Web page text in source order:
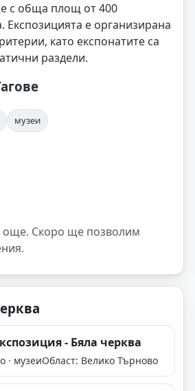
с обща площ от 400
Експозицията е организирана
като експонатите са
раздели.
музеи
още. Скоро ще позволим
- Бяла черква
· музеиОбласт: Велико Търново